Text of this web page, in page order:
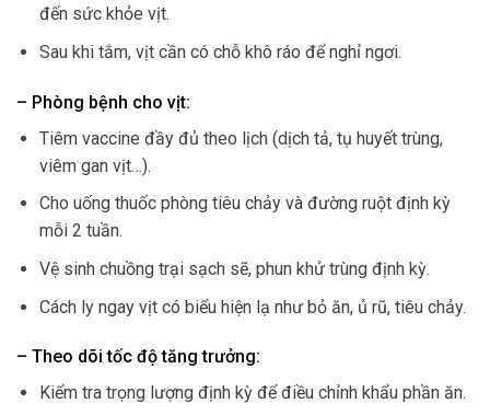
đến sức khỏe vịt.
Sau khi tắm, vịt cần có chỗ khô ráo để nghỉ ngơi.
– Phòng bệnh cho vịt:
Tiêm vaccine đầy đủ theo lịch (dịch tả, tụ huyết trùng,
viêm gan vịt…).
Cho uống thuốc phòng tiêu chảy và đường ruột định kỳ
mỗi 2 tuần.
Vệ sinh chuồng trại sạch sẽ, phun khử trùng định kỳ.
Cách ly ngay vịt có biểu hiện lạ như bỏ ăn, ủ rũ, tiêu chảy.
– Theo dõi tốc độ tăng trưởng:
Kiểm tra trọng lượng định kỳ để điều chỉnh khẩu phần ăn.